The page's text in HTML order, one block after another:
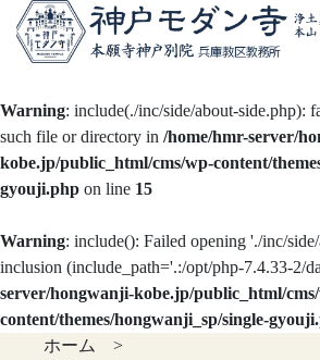
Warning: include(./inc/side/about-side.php):
such file or directory in /home/hmr-server/
kobe.jp/public_html/cms/wp-content/
gyouji.php on line 15
Warning: include(): Failed opening './inc/
inclusion (include_path='.:/opt/php-7.4.33-2/
server/hongwanji-kobe.jp/public_html/
content/themes/hongwanji_sp/single-
ホーム
>